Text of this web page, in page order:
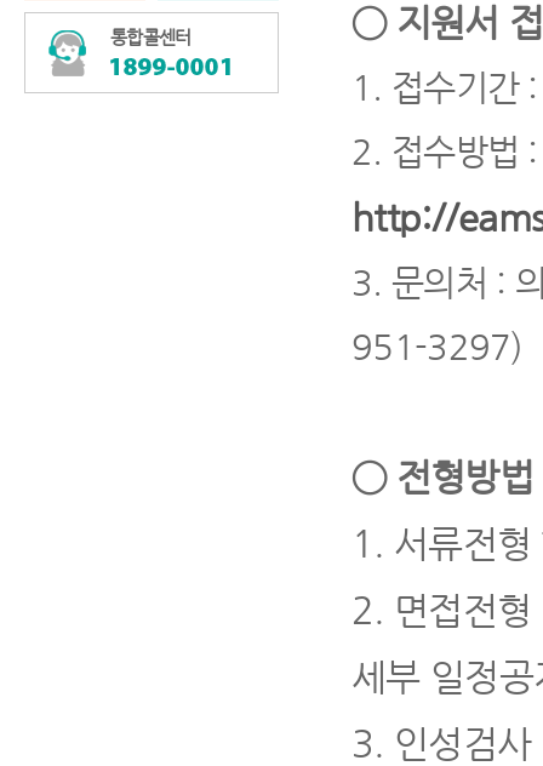
통합콜센터 ◯ 지원서
1. 접수기간 :
2. 접수방법
http://
3. 문의처 :
951-3297)
◯ 전형방
1. 서류전
2. 면접전형
세부 일정
3. 인성검사